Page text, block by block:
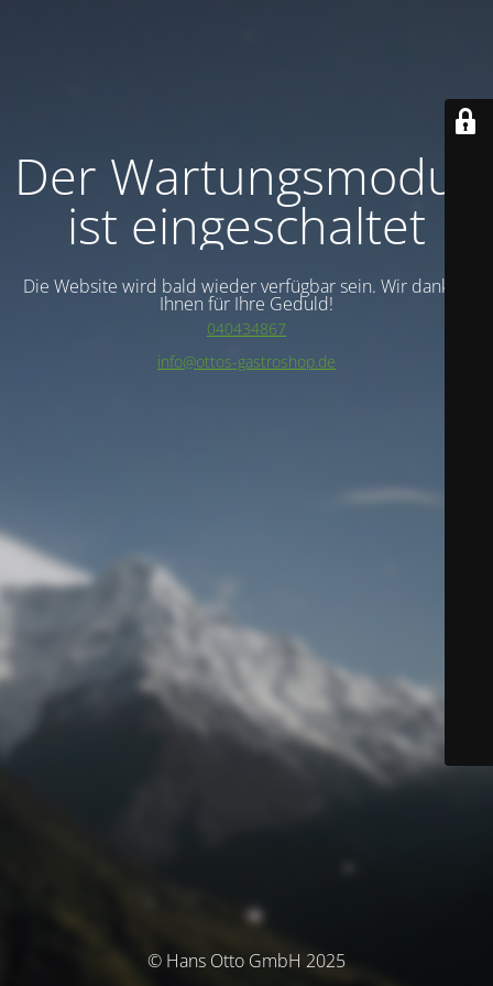
Der Wartungsmodus
ist eingeschaltet
Die Website wird bald wieder verfügbar sein. Wir danken
Ihnen für Ihre Geduld!
040434867
info@ottos-gastroshop.de
© Hans Otto GmbH 2025